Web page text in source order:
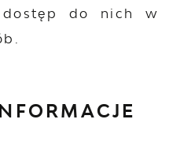
dostęp do nich w